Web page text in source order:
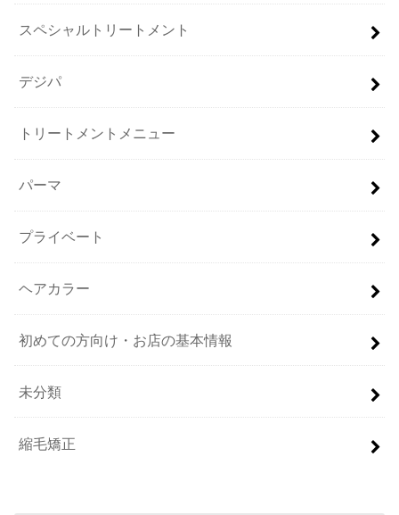
スペシャルトリートメント
デジパ
トリートメントメニュー
パーマ
プライベート
ヘアカラー
初めての方向け・お店の基本情報
未分類
縮毛矯正